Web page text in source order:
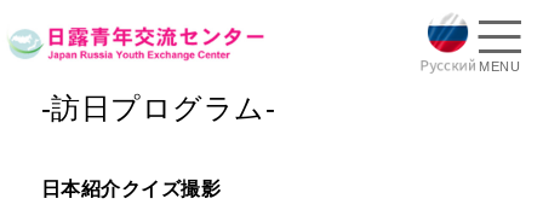
MENU
-訪日プログラム-
日本紹介クイズ撮影